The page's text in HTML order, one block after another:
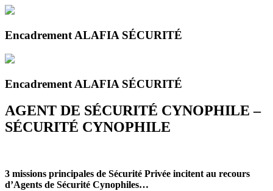
Encadrement ALAFIA SÉCURITÉ
Encadrement ALAFIA SÉCURITÉ
AGENT DE SÉCURITÉ CYNOPHILE –
SÉCURITÉ CYNOPHILE
3 missions principales de Sécurité Privée incitent au recours
d’Agents de Sécurité Cynophiles…